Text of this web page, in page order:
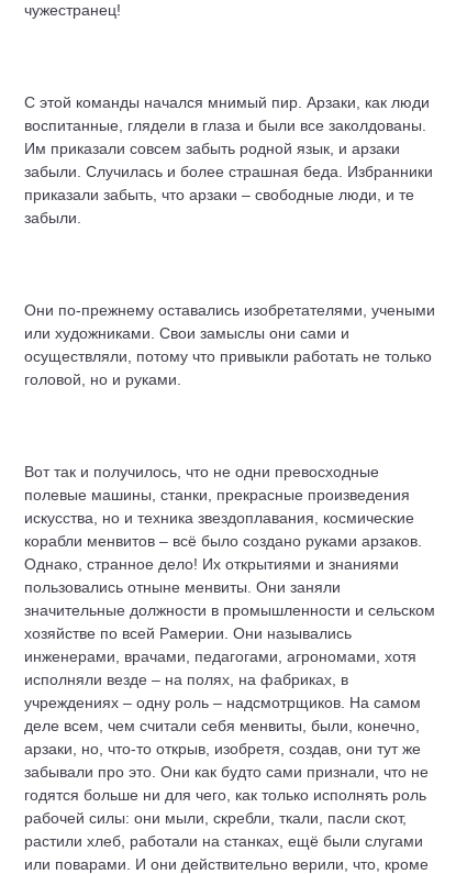
чужестранец!
С этой команды начался мнимый пир. Арзаки, как люди
воспитанные, глядели в глаза и были все заколдованы.
Им приказали совсем забыть родной язык, и арзаки
забыли. Случилась и более страшная беда. Избранники
приказали забыть, что арзаки – свободные люди, и те
забыли.
Они по-прежнему оставались изобретателями, учеными
или художниками. Свои замыслы они сами и
осуществляли, потому что привыкли работать не только
головой, но и руками.
Вот так и получилось, что не одни превосходные
полевые машины, станки, прекрасные произведения
искусства, но и техника звездоплавания, космические
корабли менвитов – всё было создано руками арзаков.
Однако, странное дело! Их открытиями и знаниями
пользовались отныне менвиты. Они заняли
значительные должности в промышленности и сельском
хозяйстве по всей Рамерии. Они назывались
инженерами, врачами, педагогами, агрономами, хотя
исполняли везде – на полях, на фабриках, в
учреждениях – одну роль – надсмотрщиков. На самом
деле всем, чем считали себя менвиты, были, конечно,
арзаки, но, что-то открыв, изобретя, создав, они тут же
забывали про это. Они как будто сами признали, что не
годятся больше ни для чего, как только исполнять роль
рабочей силы: они мыли, скребли, ткали, пасли скот,
растили хлеб, работали на станках, ещё были слугами
или поварами. И они действительно верили, что, кроме